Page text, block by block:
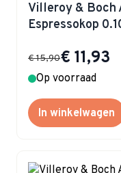
Villeroy & Boch
Espressokop
Special Price
€ 11,93
€ 15,90
Op voorraad
In winkelwagen